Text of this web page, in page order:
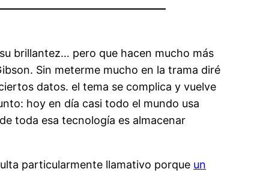
brillantez… pero que hacen mucho más
Sin meterme mucho en la trama diré
datos. el tema se complica y vuelve
hoy en día casi todo el mundo usa
toda esa tecnología es almacenar
particularmente llamativo porque un